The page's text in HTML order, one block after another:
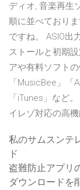
ディオ, 音楽再生
順に並べており
ですね。 ASIO出
ストールと初期
アや有料ソフト
「MusicBee」「
「iTunes」など
イレゾ対応の高
私のサムスンテ
ド
盗難防止アプリ
ダウンロードを